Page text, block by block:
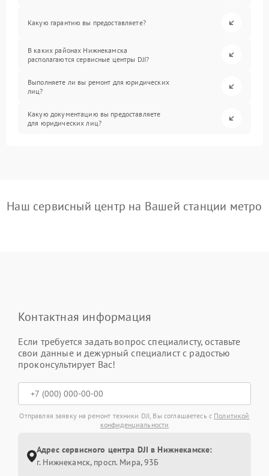
Какую гарантию вы предоставляете?
В каких районах Нижнекамска
располагаются сервисные центры DJI?
Выполняете ли вы ремонт для юридических
лиц?
Какую документацию вы предоставляете
для юридических лиц?
Наш сервисный центр на Вашей станции метро
Контактная информация
Если требуется задать вопрос специалисту, оставьте
свои данные и дежурный специалист с радостью
проконсультирует Вас!
Отправляя заявку на ремонт техники DJI, Вы соглашаетесь с Политикой
конфиденциальности
Адрес сервисного центра DJI в Нижнекамске:
г. Нижнекамск, просп. Мира, 93Б